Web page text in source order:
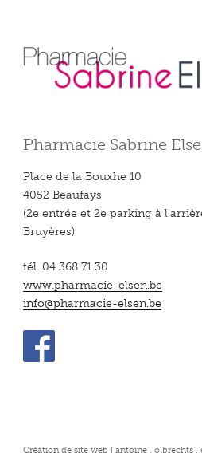
Pharmacie Sabrine
Place de la Bouxhe 10
4052 Beaufays
(2e entrée et 2e parking à
Bruyères)
tél. 04 368 71 30
www.pharmacie-elsen.be
info@pharmacie-elsen.be
Création de site web [ antoine . olbrechts .